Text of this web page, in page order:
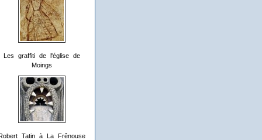
Les graffiti de l'église de
Moings
Tatin à La Frênouse